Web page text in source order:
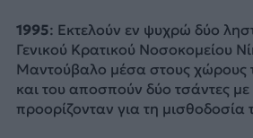
1995: Εκτελούν εν ψυχρώ δύο
Γενικού Κρατικού Νοσοκομείου
Μαντούβαλο μέσα στους χώρους
και του αποσπούν δύο τσάντες
προορίζονταν για τη